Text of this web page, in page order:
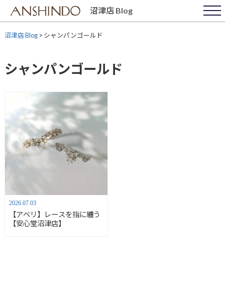
content
沼津店 Blog
沼津店 Blog> シャンパンゴールド
シャンパンゴールド
2026.07.03
【アベリ】レースを指に纏う
【安心堂沼津店】